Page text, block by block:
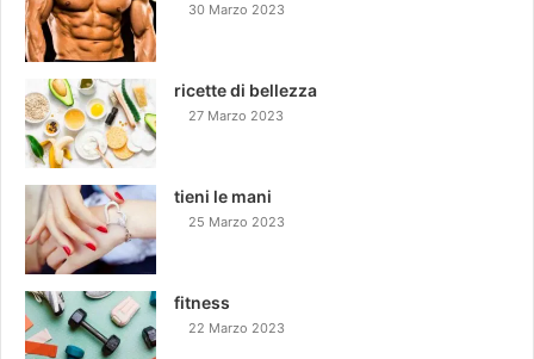
30 Marzo 2023
ricette di bellezza
27 Marzo 2023
tieni le mani
25 Marzo 2023
fitness
22 Marzo 2023